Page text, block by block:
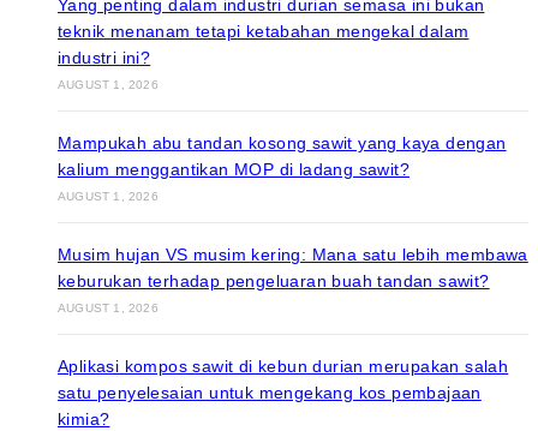
Yang penting dalam industri durian semasa ini bukan
teknik menanam tetapi ketabahan mengekal dalam
industri ini?
AUGUST 1, 2026
Mampukah abu tandan kosong sawit yang kaya dengan
kalium menggantikan MOP di ladang sawit?
AUGUST 1, 2026
Musim hujan VS musim kering: Mana satu lebih membawa
keburukan terhadap pengeluaran buah tandan sawit?
AUGUST 1, 2026
Aplikasi kompos sawit di kebun durian merupakan salah
satu penyelesaian untuk mengekang kos pembajaan
kimia?